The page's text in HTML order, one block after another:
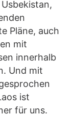
Pläne, auch
mit
innerhalb
Und mit
ist
für uns.